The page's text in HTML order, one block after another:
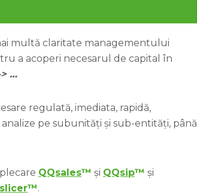
multă claritate managementului
a acoperi necesarul de capital în
…
regulată, imediata, rapidă,
pe subunități și sub-entități, până
QQsales™ și QQsip™ și
™.